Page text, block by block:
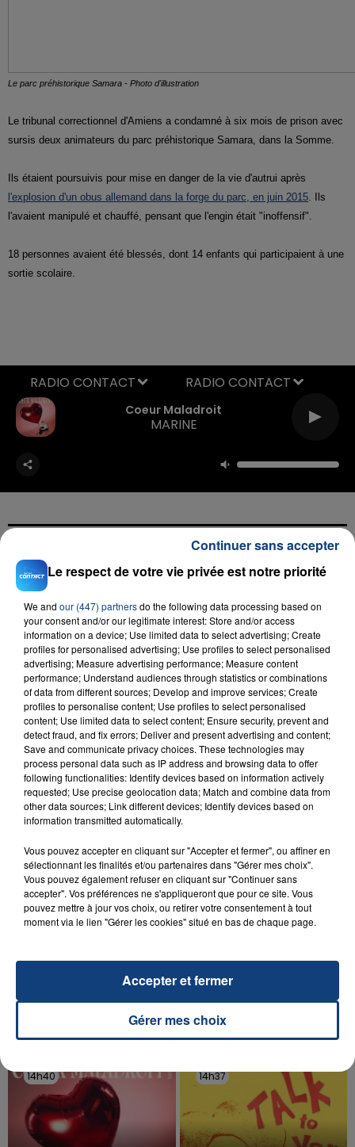
Le parc préhistorique Samara - Photo d'illustration
Le tribunal correctionnel d'Amiens a condamné à six mois de prison avec
sursis deux animateurs du parc préhistorique Samara, dans la Somme.
Ils étaient poursuivis pour mise en danger de la vie d'autrui après
l'explosion d'un obus allemand dans la forge du parc, en juin 2015 . Ils
l'avaient manipulé et chauffé, pensant que l'engin était "inoffensif".
18 personnes avaient été blessés, dont 14 enfants qui participaient à une
sortie scolaire.
Coeur Maladroit
MARINE
RADIO CONTACT
FIL D'ACTU
23 juillet 2026
INCENDIE MORTEL À LENS : UNE FEMME ET
SON BÉBÉ ENTRE LA VIE ET LA...
Un homme s'est immolé par le feu après avoir
aspergé sa compagne et leur bébé de trois mois
d'un liquide inflammable.
20 juillet 2026
OPÉRER DE LA CHEVILLE RESSORT DE LA...
La famille a porté plainte contre la clinique qui a
TITRES DIFFUSÉS
14h40
14h40 14h37
14h37
Le respect de votre vie privée est notre priorité
We and our (447) partnersdo the following data processing based on
your consent and/or our legitimate interest: Store and/or access
information on a device; Use limited data to select advertising; Create
profiles for personalised advertising; Use profiles to select personalised
advertising; Measure advertising performance; Measure content
performance; Understand audiences through statistics or combinations
of data from different sources; Develop and improve services; Create
profiles to personalise content; Use profiles to select personalised
content; Use limited data to select content; Ensure security, prevent and
detect fraud, and fix errors; Deliver and present advertising and content;
Save and communicate privacy choices. These technologies may
process personal data such as IP address and browsing data to offer
following functionalities: Identify devices based on information actively
requested; Use precise geolocation data; Match and combine data from
other data sources; Link different devices; Identify devices based on
information transmitted automatically.
Vous pouvez accepter en cliquant sur "Accepter et fermer", ou affiner en
sélectionnant les finalités et/ou partenaires dans "Gérer mes choix".
Vous pouvez également refuser en cliquant sur "Continuer sans
accepter". Vos préférences ne s'appliqueront que pour ce site. Vous
pouvez mettre à jour vos choix, ou retirer votre consentement à tout
moment via le lien "Gérer les cookies" situé en bas de chaque page.
Gérer mes choix
Accepter et fermer
Continuer sans accepter